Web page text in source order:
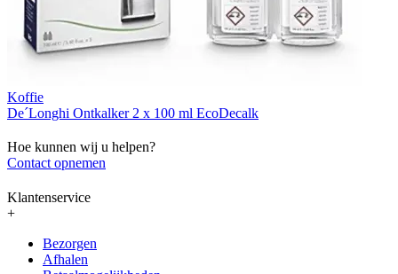
Koffie
De´Longhi Ontkalker 2 x 100 ml EcoDecalk
Hoe kunnen wij u helpen?
Contact opnemen
Klantenservice
+
Bezorgen
Afhalen